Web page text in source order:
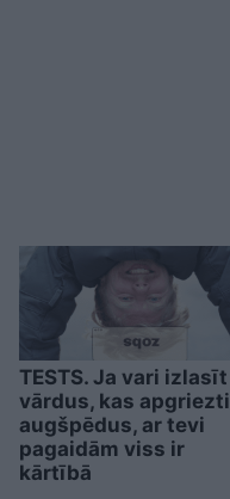
TESTS. Ja vari izlasīt
vārdus, kas apgriezti
augšpēdus, ar tevi
pagaidām viss ir
kārtībā